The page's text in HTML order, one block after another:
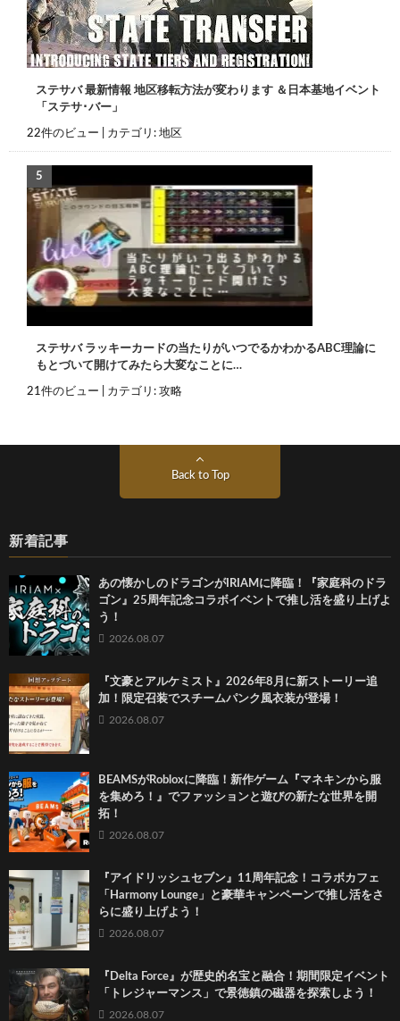
ステサバ 最新情報 地区移転方法が変わります ＆日本基地イベント
「ステサ･バー」
22件のビュー カテゴリ: 地区
ステサバ ラッキーカードの当たりがいつでるかわかるABC理論に
もとづいて開けてみたら大変なことに…
21件のビュー カテゴリ: 攻略
Back to Top
新着記事
あの懐かしのドラゴンがIRIAMに降臨！『家庭科のドラ
ゴン』25周年記念コラボイベントで推し活を盛り上げよ
う！
2026.08.07
『文豪とアルケミスト』2026年8月に新ストーリー追
加！限定召装でスチームパンク風衣装が登場！
2026.08.07
BEAMSがRobloxに降臨！新作ゲーム『マネキンから服
を集めろ！』でファッションと遊びの新たな世界を開
拓！
2026.08.07
『アイドリッシュセブン』11周年記念！コラボカフェ
「Harmony Lounge」と豪華キャンペーンで推し活をさ
らに盛り上げよう！
2026.08.07
『Delta Force』が歴史的名宝と融合！期間限定イベント
「トレジャーマンス」で景徳鎮の磁器を探索しよう！
2026.08.07